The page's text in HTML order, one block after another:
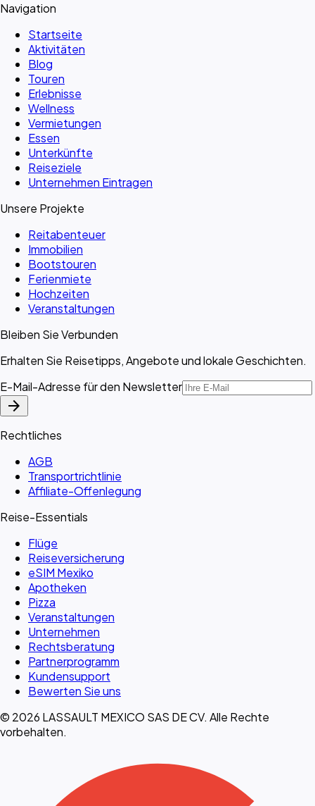
Navigation
Startseite
Aktivitäten
Blog
Touren
Erlebnisse
Wellness
Vermietungen
Essen
Unterkünfte
Reiseziele
Unternehmen Eintragen
Unsere Projekte
Reitabenteuer
Immobilien
Bootstouren
Ferienmiete
Hochzeiten
Veranstaltungen
Bleiben Sie Verbunden
Erhalten Sie Reisetipps, Angebote und lokale Geschichten.
E-Mail-Adresse für den Newsletter
arrow_forward
Rechtliches
AGB
Transportrichtlinie
Affiliate-Offenlegung
Reise-Essentials
Flüge
Reiseversicherung
eSIM Mexiko
Apotheken
Pizza
Veranstaltungen
Unternehmen
Rechtsberatung
Partnerprogramm
Kundensupport
Bewerten Sie uns
© 2026 LASSAULT MEXICO SAS DE CV. Alle Rechte
vorbehalten.